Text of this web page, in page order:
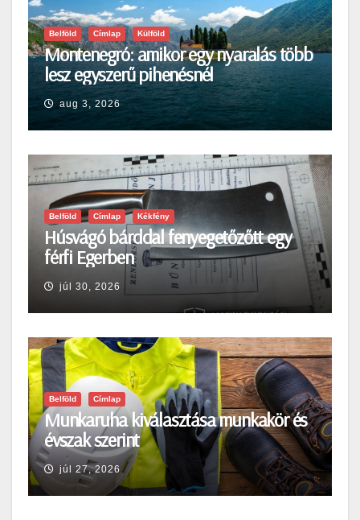
Belföld Címlap Külföld
Montenegró: amikor egy nyaralás több
lesz egyszerű pihenésnél
aug 3, 2026
Belföld Címlap Kékfény
Húsvágó bárddal fenyegetőzőtt egy
férfi Egerben
júl 30, 2026
Belföld Címlap
Munkaruha kiválasztása munkakör és
évszak szerint
júl 27, 2026